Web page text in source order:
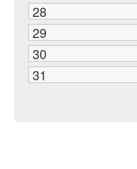
28
29
30
31